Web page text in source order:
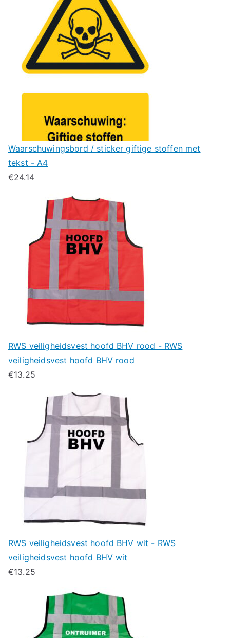
Waarschuwingsbord / sticker giftige stoffen met
tekst - A4
€24.14
RWS veiligheidsvest hoofd BHV rood - RWS
veiligheidsvest hoofd BHV rood
€13.25
RWS veiligheidsvest hoofd BHV wit - RWS
veiligheidsvest hoofd BHV wit
€13.25